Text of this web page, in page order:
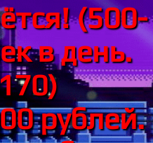
(500-
в день.
рублей.